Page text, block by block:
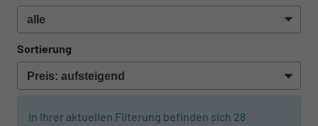
Sortierung
In Ihrer aktuellen Filterung befinden sich 28